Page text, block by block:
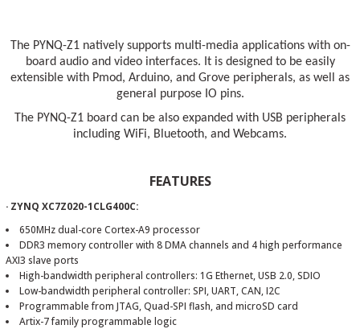
The PYNQ-Z1 natively supports multi-media applications with on-
board audio and video interfaces. It is designed to be easily
extensible with Pmod, Arduino, and Grove peripherals, as well as
general purpose IO pins.
The PYNQ-Z1 board can be also expanded with USB peripherals
including WiFi, Bluetooth, and Webcams.
FEATURES
· ZYNQ XC7Z020-1CLG400C:
650MHz dual-core Cortex-A9 processor
DDR3 memory controller with 8 DMA channels and 4 high performance
AXI3 slave ports
High-bandwidth peripheral controllers: 1G Ethernet, USB 2.0, SDIO
Low-bandwidth peripheral controller: SPI, UART, CAN, I2C
Programmable from JTAG, Quad-SPI flash, and microSD card
Artix-7 family programmable logic